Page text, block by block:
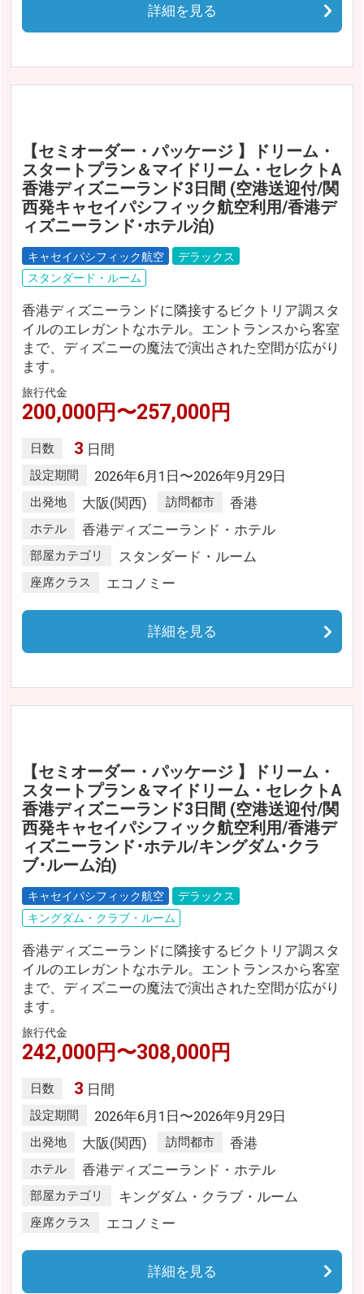
詳細を見る
【セミオーダー・パッケージ 】ドリーム・
スタートプラン＆マイドリーム・セレクトA
香港ディズニーランド3日間 (空港送迎付/関
西発キャセイパシフィック航空利用/香港デ
ィズニーランド･ホテル泊)
キャセイパシフィック航空
デラックス
スタンダード・ルーム
香港ディズニーランドに隣接するビクトリア調スタ
イルのエレガントなホテル。エントランスから客室
まで、ディズニーの魔法で演出された空間が広がり
ます。
旅行代金
200,000円〜257,000円
日数 3 日間
設定期間 2026年6月1日〜2026年9月29日
出発地 大阪(関西) 訪問都市 香港
ホテル 香港ディズニーランド・ホテル
部屋カテゴリ スタンダード・ルーム
座席クラス エコノミー
詳細を見る
【セミオーダー・パッケージ 】ドリーム・
スタートプラン＆マイドリーム・セレクトA
香港ディズニーランド3日間 (空港送迎付/関
西発キャセイパシフィック航空利用/香港デ
ィズニーランド･ホテル/キングダム･クラ
ブ･ルーム泊)
キャセイパシフィック航空
デラックス
キングダム・クラブ・ルーム
香港ディズニーランドに隣接するビクトリア調スタ
イルのエレガントなホテル。エントランスから客室
まで、ディズニーの魔法で演出された空間が広がり
ます。
旅行代金
242,000円〜308,000円
日数 3 日間
設定期間 2026年6月1日〜2026年9月29日
出発地 大阪(関西) 訪問都市 香港
ホテル 香港ディズニーランド・ホテル
部屋カテゴリ キングダム・クラブ・ルーム
座席クラス エコノミー
詳細を見る